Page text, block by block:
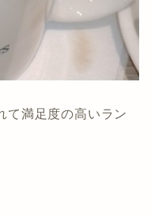
て満足度の高いラン